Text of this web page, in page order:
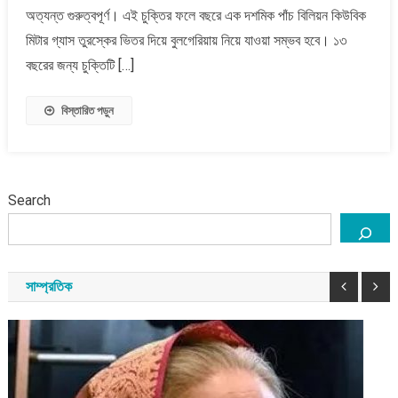
অত্যন্ত গুরুত্বপূর্ণ। এই চুক্তির ফলে বছরে এক দশমিক পাঁচ বিলিয়ন কিউবিক
মিটার গ্যাস তুরস্কের ভিতর দিয়ে বুলগেরিয়ায় নিয়ে যাওয়া সম্ভব হবে। ১৩
বছরের জন্য চুক্তিটি […]
বিস্তারিত পড়ুন
Search
সাম্প্রতিক